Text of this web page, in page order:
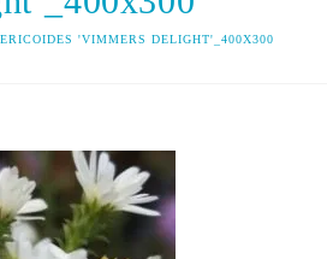
'VIMMERS DELIGHT'_400X300